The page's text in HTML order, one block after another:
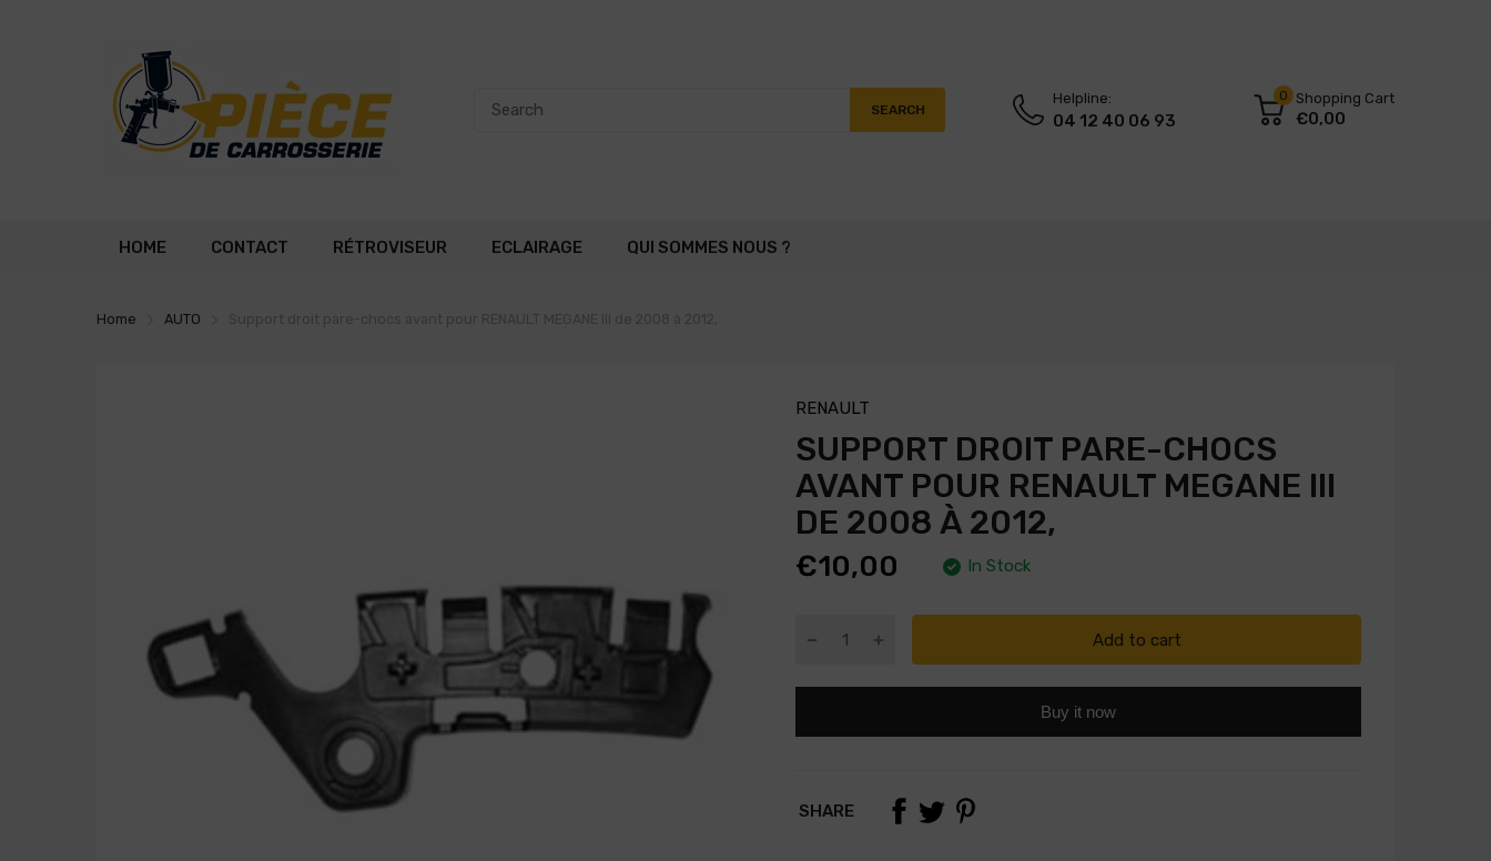
SEARCH
Helpline:
04 12 40 06 93
0 Shopping Cart
€0,00
HOME CONTACT RÉTROVISEUR ECLAIRAGE QUI SOMMES NOUS ?
Home AUTO
RENAULT
SUPPORT DROIT PARE-CHOCS
AVANT POUR RENAULT MEGANE III
DE 2008 À 2012,
€10,00 In Stock
Add to cart
Buy it now
SHARE